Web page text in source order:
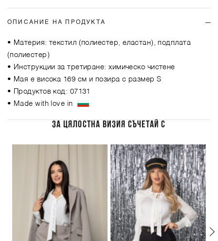
ОПИСАНИЕ НА ПРОДУКТА
• Материя: текстил (полиестер, еластан), подплата
(полиестер)
• Инструкции за третиране: химическо чистене
• Мая е висока 169 см и позира с размер S
• Продуктов код: 07131
• Made with love in
ЗА ЦЯЛОСТНА ВИЗИЯ СЪЧЕТАЙ С